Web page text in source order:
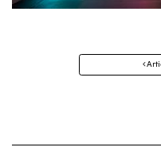
Navigation